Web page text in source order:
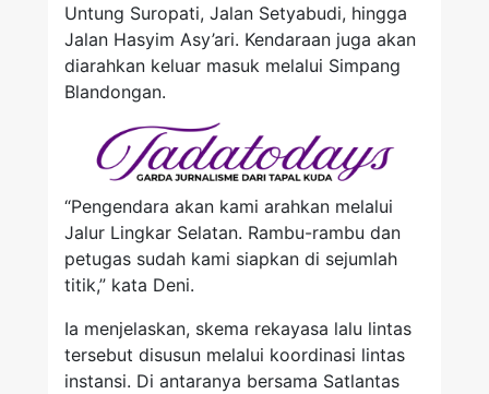
Untung Suropati, Jalan Setyabudi, hingga
Jalan Hasyim Asy’ari. Kendaraan juga akan
diarahkan keluar masuk melalui Simpang
Blandongan.
“Pengendara akan kami arahkan melalui
Jalur Lingkar Selatan. Rambu-rambu dan
petugas sudah kami siapkan di sejumlah
titik,” kata Deni.
Ia menjelaskan, skema rekayasa lalu lintas
tersebut disusun melalui koordinasi lintas
instansi. Di antaranya bersama Satlantas